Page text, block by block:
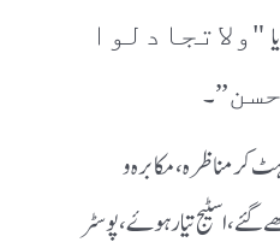
"ولاتجادلوا
۔
مناظرہ، مکابرہ و
اسٹیج تیار ہوۓ، پوسٹر